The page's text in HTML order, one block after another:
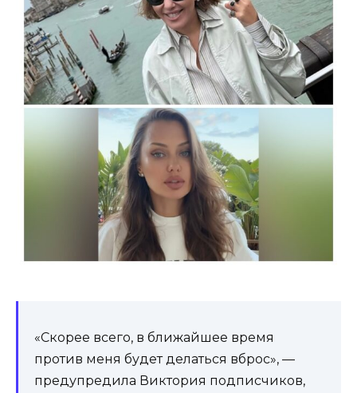
«Скорее всего, в ближайшее время
против меня будет делаться вброс», —
предупредила Виктория подписчиков,